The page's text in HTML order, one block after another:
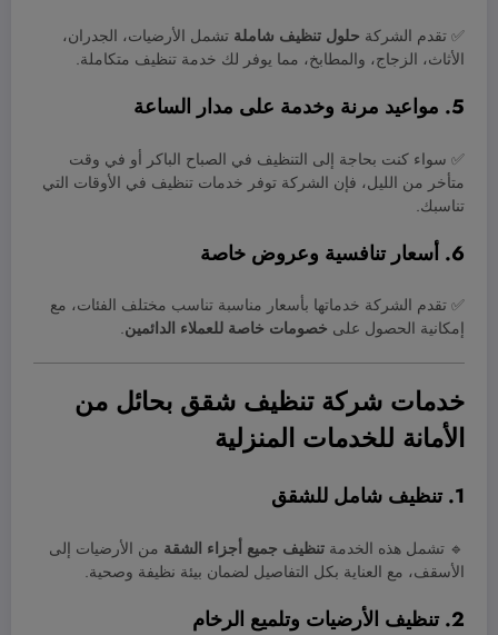
✅ تقدم الشركة حلول تنظيف شاملة تشمل الأرضيات، الجدران،
الأثاث، الزجاج، والمطابخ، مما يوفر لك خدمة تنظيف متكاملة.
5. مواعيد مرنة وخدمة على مدار الساعة
✅ سواء كنت بحاجة إلى التنظيف في الصباح الباكر أو في وقت
متأخر من الليل، فإن الشركة توفر خدمات تنظيف في الأوقات التي
تناسبك.
6. أسعار تنافسية وعروض خاصة
✅ تقدم الشركة خدماتها بأسعار مناسبة تناسب مختلف الفئات، مع
إمكانية الحصول على خصومات خاصة للعملاء الدائمين.
خدمات شركة تنظيف شقق بحائل من
الأمانة للخدمات المنزلية
1. تنظيف شامل للشقق
🔹 تشمل هذه الخدمة تنظيف جميع أجزاء الشقة من الأرضيات إلى
الأسقف، مع العناية بكل التفاصيل لضمان بيئة نظيفة وصحية.
2. تنظيف الأرضيات وتلميع الرخام